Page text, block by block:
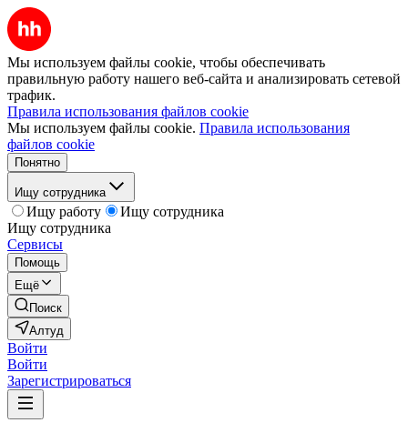
Мы используем файлы cookie, чтобы обеспечивать
правильную работу нашего веб-сайта и анализировать сетевой
трафик.
Правила использования файлов cookie
Мы используем файлы cookie. Правила использования
файлов cookie
Понятно
Ищу сотрудника
Ищу работу
Ищу сотрудника
Ищу сотрудника
Сервисы
Помощь
Ещё
Поиск
Алтуд
Войти
Войти
Зарегистрироваться